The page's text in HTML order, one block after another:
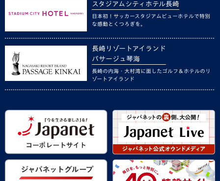
スタジアムシティホテル長崎
日本初！サッカースタジアムビューホテルで特別
な感動とくつろぎを。
長崎リゾートアイランド
パサージュ琴海
長崎の内海・大村湾に面したゴルフ＆ホテルのリ
ゾートアイランド